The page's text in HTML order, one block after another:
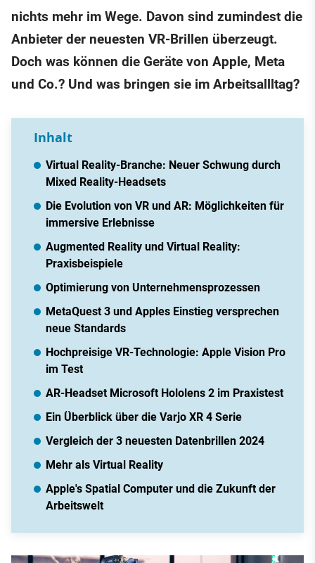
nichts mehr im Wege. Davon sind zumindest die
Anbieter der neuesten VR-Brillen überzeugt.
Doch was können die Geräte von Apple, Meta
und Co.? Und was bringen sie im Arbeitsallltag?
Inhalt
Virtual Reality-Branche: Neuer Schwung durch
Mixed Reality-Headsets
Die Evolution von VR und AR: Möglichkeiten für
immersive Erlebnisse
Augmented Reality und Virtual Reality:
Praxisbeispiele
Optimierung von Unternehmensprozessen
MetaQuest 3 und Apples Einstieg versprechen
neue Standards
Hochpreisige VR-Technologie: Apple Vision Pro
im Test
AR-Headset Microsoft Hololens 2 im Praxistest
Ein Überblick über die Varjo XR 4 Serie
Vergleich der 3 neuesten Datenbrillen 2024
Mehr als Virtual Reality
Apple's Spatial Computer und die Zukunft der
Arbeitswelt